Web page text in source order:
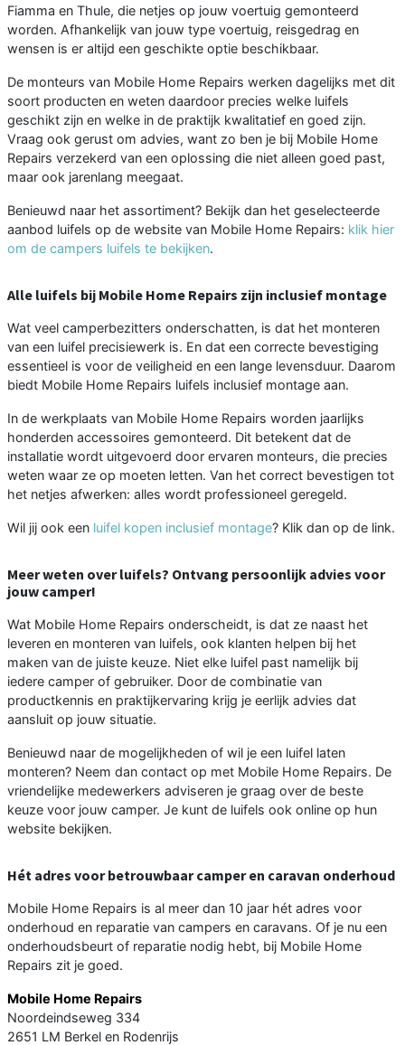
Fiamma en Thule, die netjes op jouw voertuig gemonteerd
worden. Afhankelijk van jouw type voertuig, reisgedrag en
wensen is er altijd een geschikte optie beschikbaar.
De monteurs van Mobile Home Repairs werken dagelijks met dit
soort producten en weten daardoor precies welke luifels
geschikt zijn en welke in de praktijk kwalitatief en goed zijn.
Vraag ook gerust om advies, want zo ben je bij Mobile Home
Repairs verzekerd van een oplossing die niet alleen goed past,
maar ook jarenlang meegaat.
Benieuwd naar het assortiment? Bekijk dan het geselecteerde
aanbod luifels op de website van Mobile Home Repairs: klik hier
om de campers luifels te bekijken.
Alle luifels bij Mobile Home Repairs zijn inclusief montage
Wat veel camperbezitters onderschatten, is dat het monteren
van een luifel precisiewerk is. En dat een correcte bevestiging
essentieel is voor de veiligheid en een lange levensduur. Daarom
biedt Mobile Home Repairs luifels inclusief montage aan.
In de werkplaats van Mobile Home Repairs worden jaarlijks
honderden accessoires gemonteerd. Dit betekent dat de
installatie wordt uitgevoerd door ervaren monteurs, die precies
weten waar ze op moeten letten. Van het correct bevestigen tot
het netjes afwerken: alles wordt professioneel geregeld.
Wil jij ook een luifel kopen inclusief montage? Klik dan op de link.
Meer weten over luifels? Ontvang persoonlijk advies voor
jouw camper!
Wat Mobile Home Repairs onderscheidt, is dat ze naast het
leveren en monteren van luifels, ook klanten helpen bij het
maken van de juiste keuze. Niet elke luifel past namelijk bij
iedere camper of gebruiker. Door de combinatie van
productkennis en praktijkervaring krijg je eerlijk advies dat
aansluit op jouw situatie.
Benieuwd naar de mogelijkheden of wil je een luifel laten
monteren? Neem dan contact op met Mobile Home Repairs. De
vriendelijke medewerkers adviseren je graag over de beste
keuze voor jouw camper. Je kunt de luifels ook online op hun
website bekijken.
Hét adres voor betrouwbaar camper en caravan onderhoud
Mobile Home Repairs is al meer dan 10 jaar hét adres voor
onderhoud en reparatie van campers en caravans. Of je nu een
onderhoudsbeurt of reparatie nodig hebt, bij Mobile Home
Repairs zit je goed.
Mobile Home Repairs
Noordeindseweg 334
2651 LM Berkel en Rodenrijs